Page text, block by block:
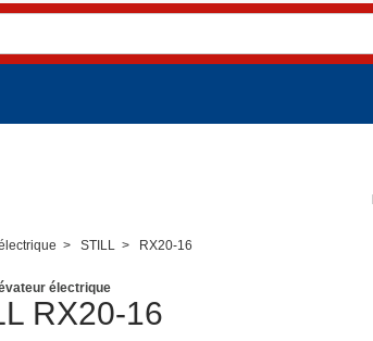
STILL RX20-16
RX20-16
électrique